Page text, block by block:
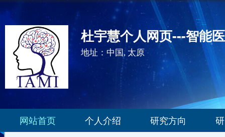
杜宇慧个人网页---智能
地址：中国, 太原
网站首页 个人介绍 研究方向